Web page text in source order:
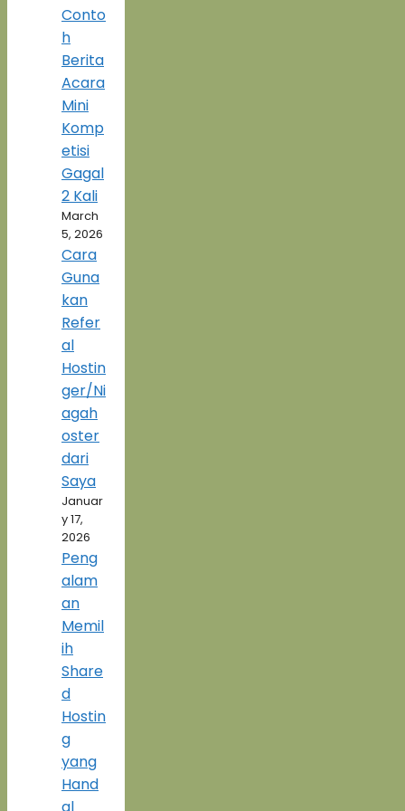
Conto
h
Berita
Acara
Mini
Komp
etisi
Gagal
2 Kali
March
5, 2026
Cara
Guna
kan
Refer
al
Hostin
ger/Ni
agah
oster
dari
Saya
Januar
y 17,
2026
Peng
alam
an
Memil
ih
Share
d
Hostin
g
yang
Hand
al